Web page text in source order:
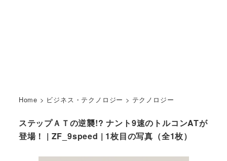
Home > ビジネス・テクノロジー > テクノロジー
ステップＡＴの逆襲!? ナント9速のトルコンATが
登場！ | ZF_9speed | 1枚目の写真（全1枚）